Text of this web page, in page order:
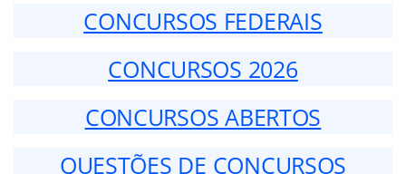
CONCURSOS FEDERAIS
CONCURSOS 2026
CONCURSOS ABERTOS
QUESTÕES DE CONCURSOS